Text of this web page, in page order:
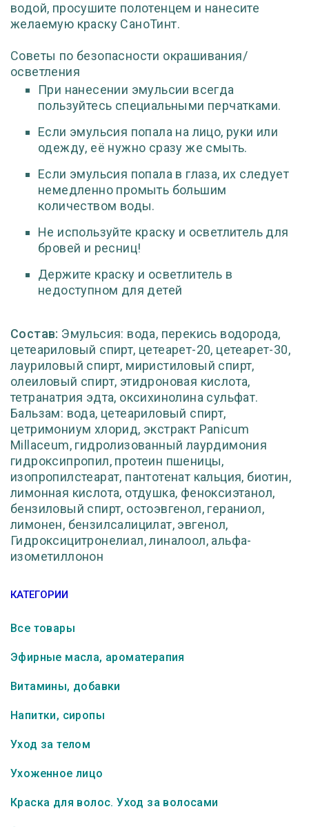
водой, просушите полотенцем и нанесите
желаемую краску СаноТинт.
Советы по безопасности окрашивания/
осветления
При нанесении эмульсии всегда
пользуйтесь специальными перчатками.
Если эмульсия попала на лицо, руки или
одежду, её нужно сразу же смыть.
Если эмульсия попала в глаза, их следует
немедленно промыть большим
количеством воды.
Не используйте краску и осветлитель для
бровей и ресниц!
Держите краску и осветлитель в
недоступном для детей
Состав: Эмульсия: вода, перекись водорода,
цетеариловый спирт, цетеарет-20, цетеарет-30,
лауриловый спирт, миристиловый спирт,
олеиловый спирт, этидроновая кислота,
тетранатрия эдта, оксихинолина сульфат.
Бальзам: вода, цетеариловый спирт,
цетримониум хлорид, экстракт Panicum
Millaceum, гидролизованный лаурдимония
гидроксипропил, протеин пшеницы,
изопропилстеарат, пантотенат кальция, биотин,
лимонная кислота, отдушка, феноксиэтанол,
бензиловый спирт, остоэвгенол, гераниол,
лимонен, бензилсалицилат, эвгенол,
Гидроксицитронелиал, линалоол, альфа-
изометиллонон
КАТЕГОРИИ
Все товары
Эфирные масла, ароматерапия
Витамины, добавки
Напитки, сиропы
Уход за телом
Ухоженное лицо
Краска для волос. Уход за волосами